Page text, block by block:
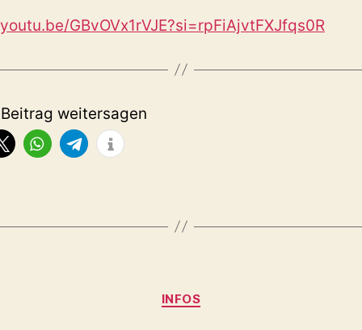
GBvOVx1rVJE?si=rpFiAjvtFXJfqs0R
weitersagen
Kategorien
INFOS